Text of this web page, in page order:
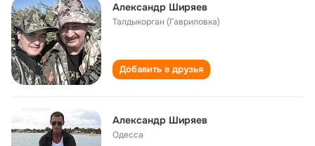
Александр Ширяев
Талдыкорган (Гавриловка)
Добавить в друзья
Александр Ширяев
Одесса